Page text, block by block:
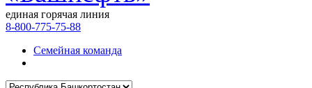
единая горячая линия
8-800-775-75-88
Семейная команда